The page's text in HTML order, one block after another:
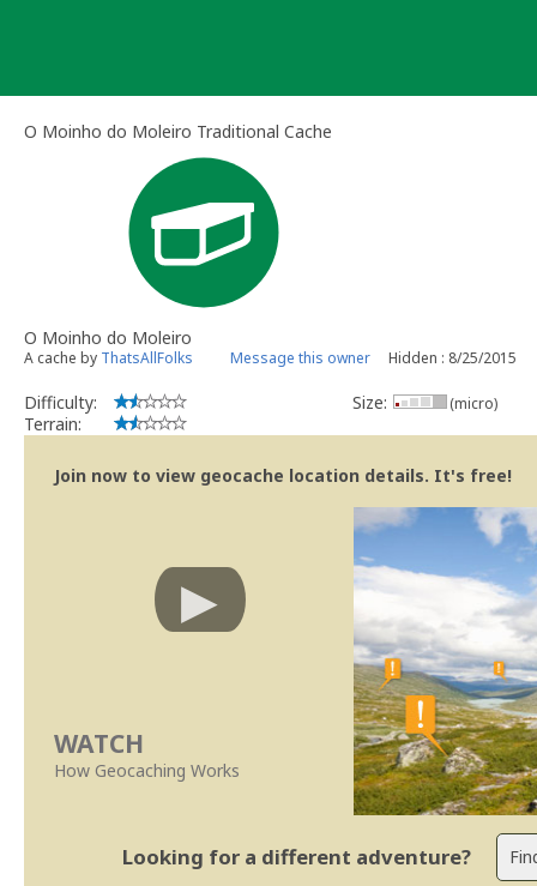
O Moinho do Moleiro Traditional Cache
O Moinho do Moleiro
A cache by ThatsAllFolks Message this owner Hidden : 8/25/2015
Difficulty:
Terrain:
Size: (micro)
Join now to view geocache location details. It's free!
WATCH
How Geocaching Works
Looking for a different adventure?